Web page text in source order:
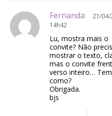
Fernanda
21/04/
14h42
Lu, mostra mais o
convite? Não
mostrar o texto,
mas o convite
verso inteiro… Tem
como?
Obrigada.
bjs